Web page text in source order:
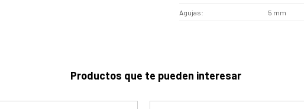
Agujas 5 mm
Productos que te pueden interesar